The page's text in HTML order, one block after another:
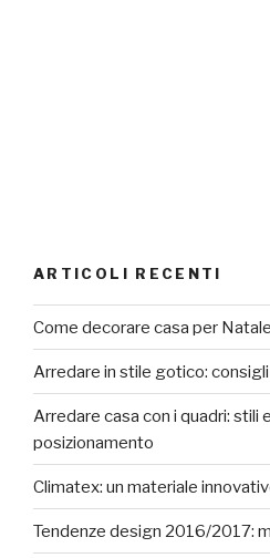
ARTICOLI RECENTI
Come decorare casa per
Arredare in stile gotico:
Arredare casa con i quadri: stili
posizionamento
Climatex: un materiale
Tendenze design 2016/2017: